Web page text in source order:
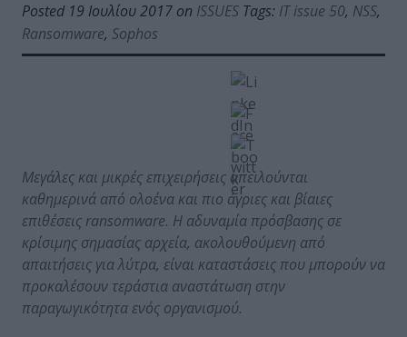
Posted 19 Ιουλίου 2017 on ISSUES Tags: IT issue 50, NSS,
Ransomware, Sophos
Μεγάλες και μικρές επιχειρήσεις απειλούνται
καθημερινά από ολοένα και πιο άγριες και βίαιες
επιθέσεις ransomware. Η αδυναμία πρόσβασης σε
κρίσιμης σημασίας αρχεία, ακολουθούμενη από
απαιτήσεις για λύτρα, είναι καταστάσεις που μπορούν να
προκαλέσουν τεράστια αναστάτωση στην
παραγωγικότητα ενός οργανισμού.